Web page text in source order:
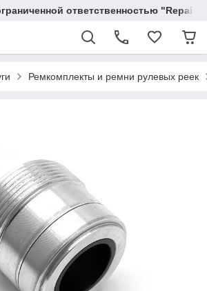
ответственностью
Ремкомплекты и ремни рулевых реек